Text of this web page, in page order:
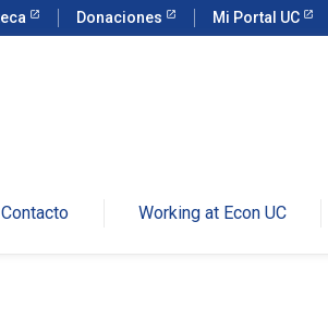
Donaciones Mi Portal UC
Contacto Working at Econ UC